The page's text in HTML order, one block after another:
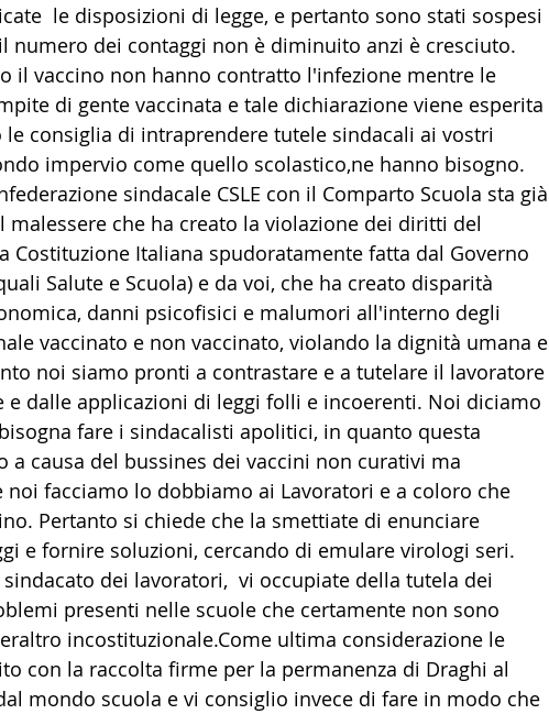
le disposizioni di legge, e pertanto sono stati sospesi
numero dei contaggi non è diminuito anzi è cresciuto.
il vaccino non hanno contratto l'infezione mentre le
di gente vaccinata e tale dichiarazione viene esperita
consiglia di intraprendere tutele sindacali ai vostri
impervio come quello scolastico,ne hanno bisogno.
sindacale CSLE con il Comparto Scuola sta già
che ha creato la violazione dei diritti del
Costituzione Italiana spudoratamente fatta dal Governo
Salute e Scuola) e da voi, che ha creato disparità
danni psicofisici e malumori all'interno degli
vaccinato e non vaccinato, violando la dignità umana e
noi siamo pronti a contrastare e a tutelare il lavoratore
e dalle applicazioni di leggi folli e incoerenti. Noi diciamo
fare i sindacalisti apolitici, in quanto questa
a causa del bussines dei vaccini non curativi ma
noi facciamo lo dobbiamo ai Lavoratori e a coloro che
Pertanto si chiede che la smettiate di enunciare
e fornire soluzioni, cercando di emulare virologi seri.
dei lavoratori,  vi occupiate della tutela dei
presenti nelle scuole che certamente non sono
incostituzionale.Come ultima considerazione le
con la raccolta firme per la permanenza di Draghi al
mondo scuola e vi consiglio invece di fare in modo che